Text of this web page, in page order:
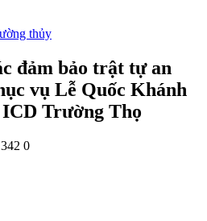
thủy
đảm bảo trật tự an
vụ Lễ Quốc Khánh
Trường Thọ
0